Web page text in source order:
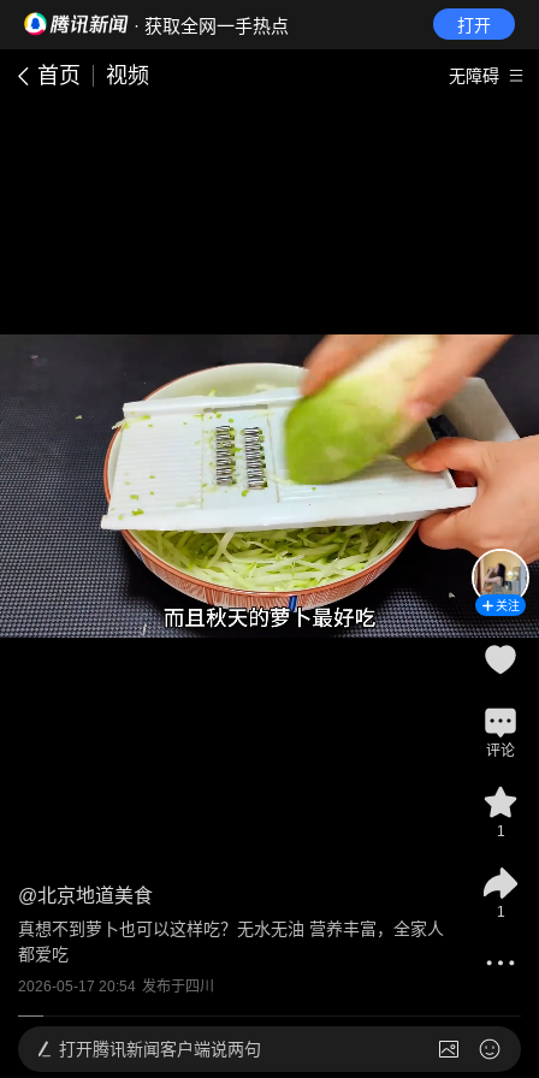
· 获取全网一手热点 打开
首页 视频 无障碍
@北京地道美食
真想不到萝卜也可以这样吃？无水无油 营养丰富，全家人
都爱吃
2026-05-17 20:54 发布于四川
关注
评论
1
1
打开腾讯新闻客户端说两句